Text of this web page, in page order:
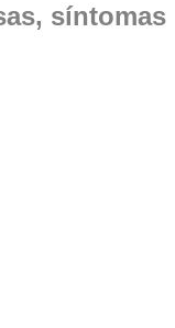
síntomas